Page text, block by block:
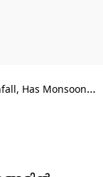
Has Monsoon